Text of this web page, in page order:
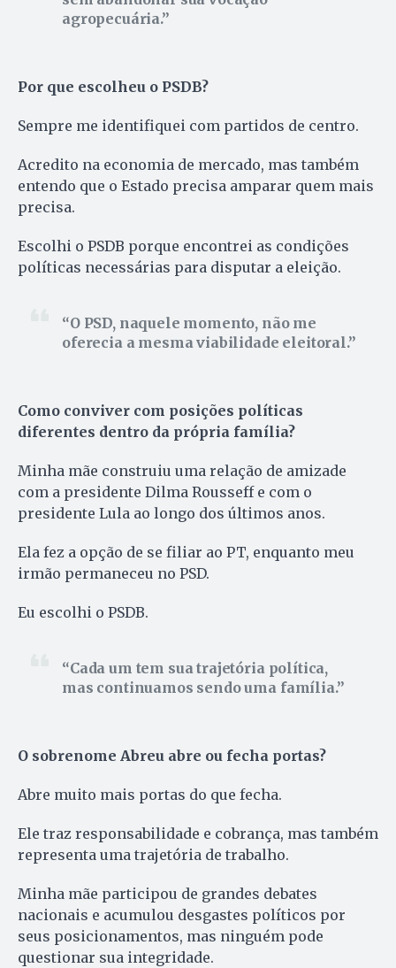
agropecuária.
Por que escolheu o PSDB?
Sempre me identifiquei com partidos de centro.
Acredito na economia de mercado, mas também
entendo que o Estado precisa amparar quem mais
precisa.
Escolhi o PSDB porque encontrei as condições
políticas necessárias para disputar a eleição.
O PSD, naquele momento, não me
oferecia a mesma viabilidade eleitoral.
Como conviver com posições políticas
diferentes dentro da própria família?
Minha mãe construiu uma relação de amizade
com a presidente Dilma Rousseff e com o
presidente Lula ao longo dos últimos anos.
Ela fez a opção de se filiar ao PT, enquanto meu
irmão permaneceu no PSD.
Eu escolhi o PSDB.
Cada um tem sua trajetória política,
mas continuamos sendo uma família.
O sobrenome Abreu abre ou fecha portas?
Abre muito mais portas do que fecha.
Ele traz responsabilidade e cobrança, mas também
representa uma trajetória de trabalho.
Minha mãe participou de grandes debates
nacionais e acumulou desgastes políticos por
seus posicionamentos, mas ninguém pode
questionar sua integridade.